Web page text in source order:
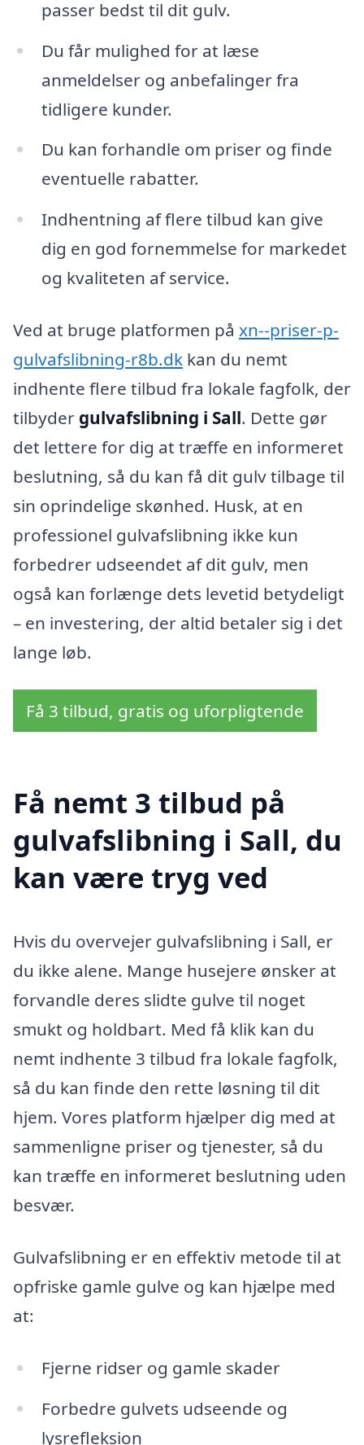
passer bedst til dit gulv.
Du får mulighed for at læse
anmeldelser og anbefalinger fra
tidligere kunder.
Du kan forhandle om priser og finde
eventuelle rabatter.
Indhentning af flere tilbud kan give
dig en god fornemmelse for markedet
og kvaliteten af service.
Ved at bruge platformen på xn--priser-p-
gulvafslibning-r8b.dk kan du nemt
indhente flere tilbud fra lokale fagfolk, der
tilbyder gulvafslibning i Sall. Dette gør
det lettere for dig at træffe en informeret
beslutning, så du kan få dit gulv tilbage til
sin oprindelige skønhed. Husk, at en
professionel gulvafslibning ikke kun
forbedrer udseendet af dit gulv, men
også kan forlænge dets levetid betydeligt
– en investering, der altid betaler sig i det
lange løb.
Få 3 tilbud, gratis og uforpligtende
Få nemt 3 tilbud på
gulvafslibning i Sall, du
kan være tryg ved
Hvis du overvejer gulvafslibning i Sall, er
du ikke alene. Mange husejere ønsker at
forvandle deres slidte gulve til noget
smukt og holdbart. Med få klik kan du
nemt indhente 3 tilbud fra lokale fagfolk,
så du kan finde den rette løsning til dit
hjem. Vores platform hjælper dig med at
sammenligne priser og tjenester, så du
kan træffe en informeret beslutning uden
besvær.
Gulvafslibning er en effektiv metode til at
opfriske gamle gulve og kan hjælpe med
at:
Fjerne ridser og gamle skader
Forbedre gulvets udseende og
lysrefleksion